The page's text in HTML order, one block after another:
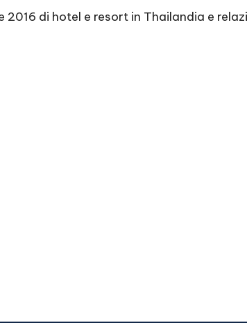
2016 di hotel e resort in Thailandia e